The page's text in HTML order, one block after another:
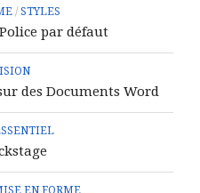
/ STYLES
par défaut
des Documents Word
EN FORME